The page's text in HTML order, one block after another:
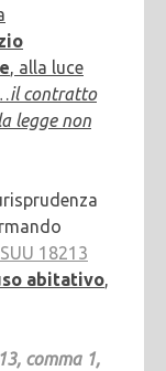
, alla luce
il contratto
legge non
18213
abitativo,
comma 1,